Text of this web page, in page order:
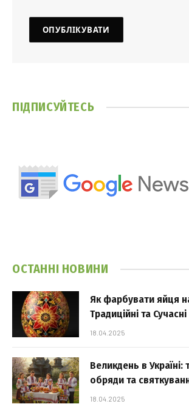
ПІДПИСУЙТЕСЬ
ОСТАННІ НОВИНИ
Як фарбувати яйця
Традиційні та
18.04.2025
Великдень в Україні:
обряди та
18.04.2025